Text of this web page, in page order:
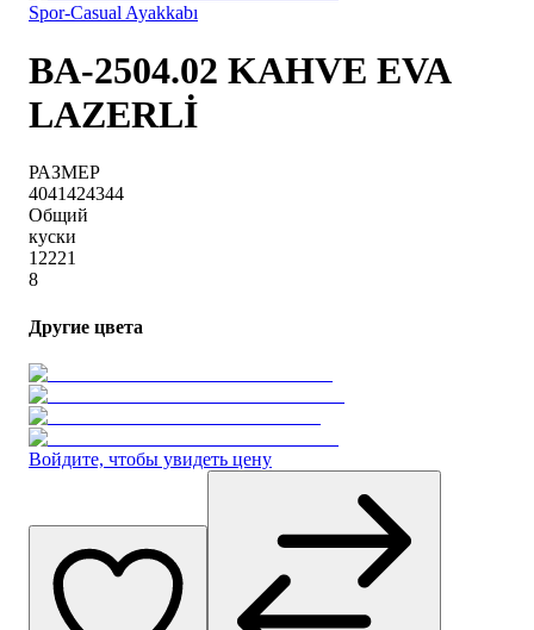
Spor-Casual Ayakkabı
BA-2504.02 KAHVE EVA
LAZERLİ
РАЗМЕР
4041424344
Общий
куски
12221
8
Другие цвета
Войдите, чтобы увидеть цену